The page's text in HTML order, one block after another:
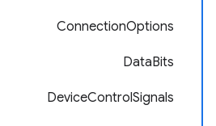
ConnectionOptions
DataBits
DeviceControlSignals